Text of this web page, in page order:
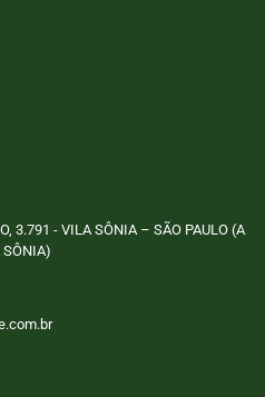
3.791 - VILA SÔNIA – SÃO PAULO (A
SÔNIA)